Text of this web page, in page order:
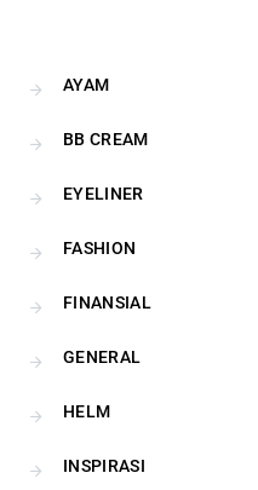
AYAM
BB CREAM
EYELINER
FASHION
FINANSIAL
GENERAL
HELM
INSPIRASI